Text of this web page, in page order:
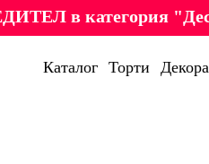
в категория
Каталог Торти